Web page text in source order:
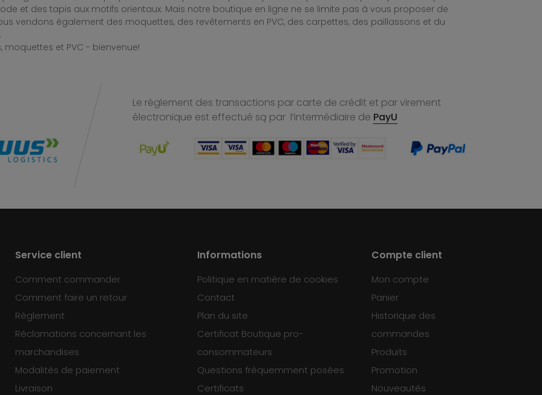
et des tapis aux motifs orientaux. Mais notre boutique en ligne ne se limite pas à vous proposer de
vendons également des moquettes, des revêtements en PVC, des carpettes, des paillassons et du
moquettes et PVC - bienvenue!
Le règlement des transactions par carte de crédit et par virement
électronique est effectué są par l’intermédiaire de PayU
Service client
Comment commander
Comment faire un retour
Règlement
Réclamations concernant les
marchandises
Modalités de paiement
Livraison
Informations
Politique en matière de cookies
Contact
Plan du site
Certificat Boutique pro-
consommateurs
Questions fréquemment posées
Certificats
Compte client
Mon compte
Panier
Historique des
commandes
Produits
Promotion
Nouveautés